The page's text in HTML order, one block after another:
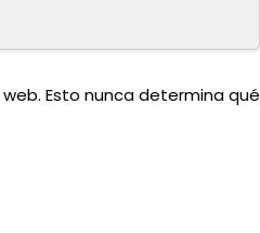
Esto nunca determina qué